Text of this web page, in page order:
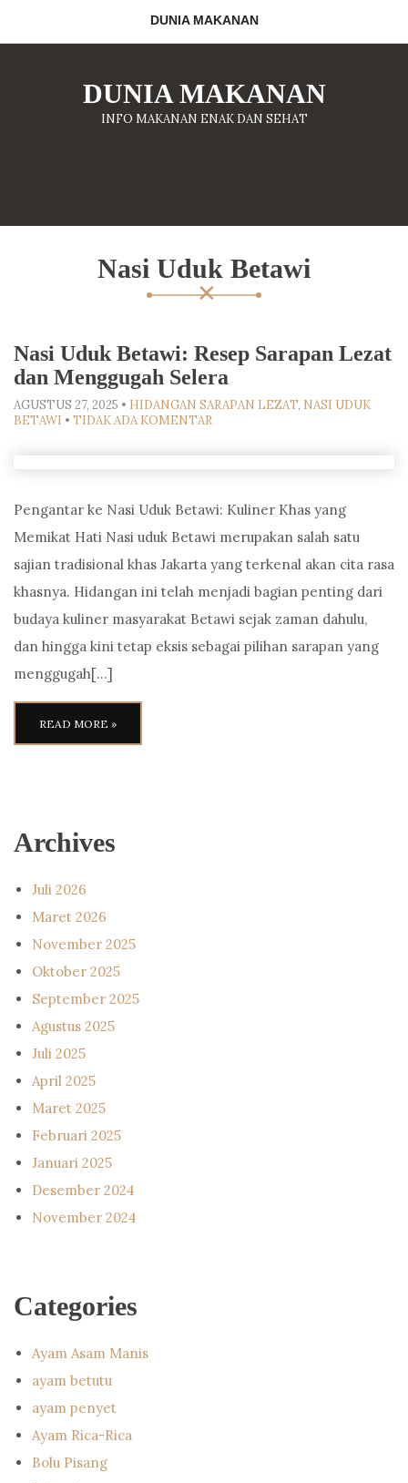
DUNIA MAKANAN
DUNIA MAKANAN
INFO MAKANAN ENAK DAN SEHAT
Nasi Uduk Betawi
Nasi Uduk Betawi: Resep Sarapan Lezat
dan Menggugah Selera
AGUSTUS 27, 2025 • HIDANGAN SARAPAN LEZAT, NASI UDUK
BETAWI • TIDAK ADA KOMENTAR
Pengantar ke Nasi Uduk Betawi: Kuliner Khas yang
Memikat Hati Nasi uduk Betawi merupakan salah satu
sajian tradisional khas Jakarta yang terkenal akan cita rasa
khasnya. Hidangan ini telah menjadi bagian penting dari
budaya kuliner masyarakat Betawi sejak zaman dahulu,
dan hingga kini tetap eksis sebagai pilihan sarapan yang
menggugah[…]
READ MORE »
Archives
Juli 2026
Maret 2026
November 2025
Oktober 2025
September 2025
Agustus 2025
Juli 2025
April 2025
Maret 2025
Februari 2025
Januari 2025
Desember 2024
November 2024
Categories
Ayam Asam Manis
ayam betutu
ayam penyet
Ayam Rica-Rica
Bolu Pisang